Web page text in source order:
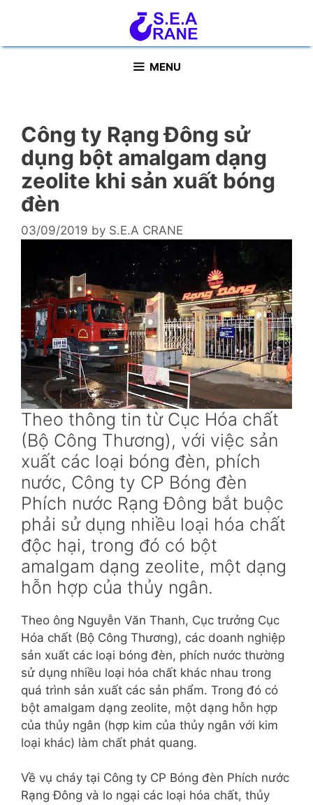
content
MENU
Công ty Rạng Đông sử
dụng bột amalgam dạng
zeolite khi sản xuất bóng
đèn
03/09/2019 by S.E.A CRANE
Theo thông tin từ Cục Hóa chất
(Bộ Công Thương), với việc sản
xuất các loại bóng đèn, phích
nước, Công ty CP Bóng đèn
Phích nước Rạng Đông bắt buộc
phải sử dụng nhiều loại hóa chất
độc hại, trong đó có bột
amalgam dạng zeolite, một dạng
hỗn hợp của thủy ngân.
Theo ông Nguyễn Văn Thanh, Cục trưởng Cục
Hóa chất (Bộ Công Thương), các doanh nghiệp
sản xuất các loại bóng đèn, phích nước thường
sử dụng nhiều loại hóa chất khác nhau trong
quá trình sản xuất các sản phẩm. Trong đó có
bột amalgam dạng zeolite, một dạng hỗn hợp
của thủy ngân (hợp kim của thủy ngân với kim
loại khác) làm chất phát quang.
Về vụ cháy tại Công ty CP Bóng đèn Phích nước
Rạng Đông và lo ngại các loại hóa chất, thủy